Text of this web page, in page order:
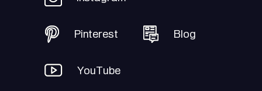
Pinterest Blog
YouTube